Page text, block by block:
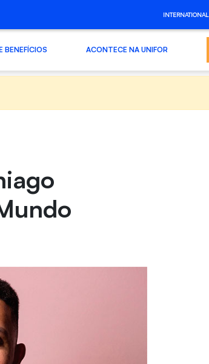
INTERNATIONAL
BENEFÍCIOS ACONTECE NA UNIFOR